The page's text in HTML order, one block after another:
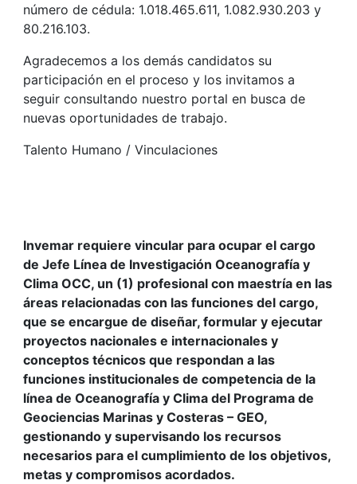
número de cédula: 1.018.465.611, 1.082.930.203 y
80.216.103.
Agradecemos a los demás candidatos su
participación en el proceso y los invitamos a
seguir consultando nuestro portal en busca de
nuevas oportunidades de trabajo.
Talento Humano / Vinculaciones
Invemar requiere vincular para ocupar el cargo
de Jefe Línea de Investigación Oceanografía y
Clima OCC, un (1) profesional con maestría en las
áreas relacionadas con las funciones del cargo,
que se encargue de diseñar, formular y ejecutar
proyectos nacionales e internacionales y
conceptos técnicos que respondan a las
funciones institucionales de competencia de la
línea de Oceanografía y Clima del Programa de
Geociencias Marinas y Costeras – GEO,
gestionando y supervisando los recursos
necesarios para el cumplimiento de los objetivos,
metas y compromisos acordados.